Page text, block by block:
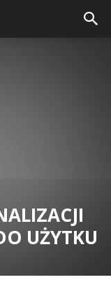
UŻYTKU